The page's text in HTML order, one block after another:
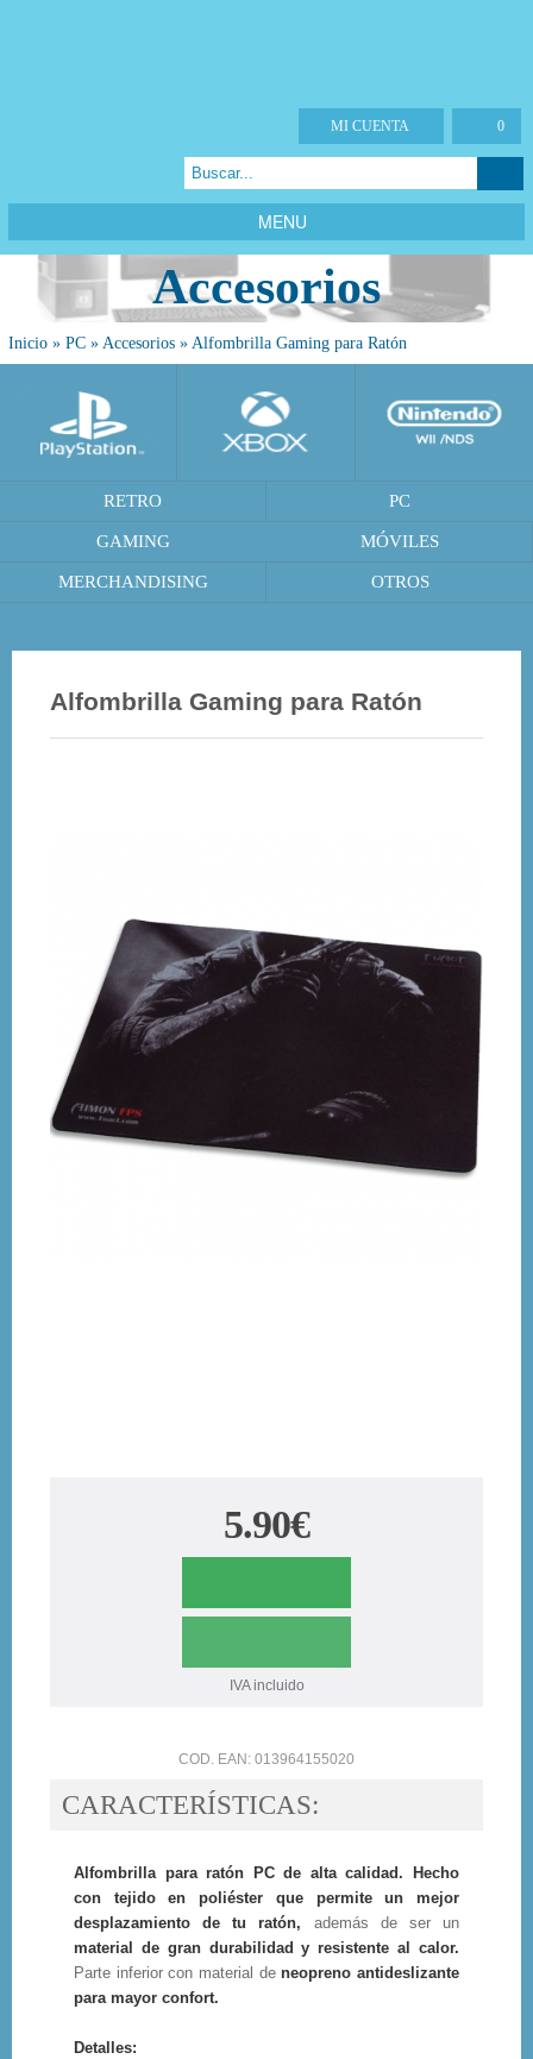
0
MI CUENTA
MENU
Accesorios
Inicio » PC » Accesorios » Alfombrilla Gaming para Ratón
RETRO PC
GAMING MÓVILES
MERCHANDISING OTROS
Alfombrilla Gaming para Ratón
5.90€
IVA incluido
CARACTERÍSTICAS:
COD. EAN: 013964155020
Alfombrilla para ratón PC de alta calidad. Hecho
con tejido en poliéster que permite un mejor
desplazamiento de tu ratón, además de ser un
material de gran durabilidad y resistente al calor.
Parte inferior con material deneopreno antideslizante
para mayor confort.
Detalles: